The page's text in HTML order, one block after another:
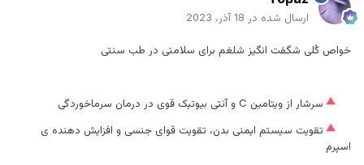
ارسال شده در 18 آذر، 2023
خواص کُلی شگفت انگیز شلغم برای سلامتی در طب سنتی
سرشار از ویتامین C و آنتی بیوتیک قوی در درمان سرماخوردگی
تقویت سیستم ایمنی بدن، تقویت قوای جنسی و افزایش دهنده ی
اسپرم